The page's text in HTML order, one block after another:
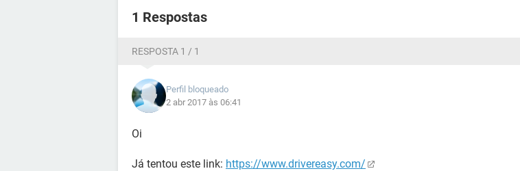
1 Respostas
RESPOSTA 1 / 1
Perfil bloqueado
2 abr 2017 às 06:41
Oi
Já tentou este link: https://www.drivereasy.com/